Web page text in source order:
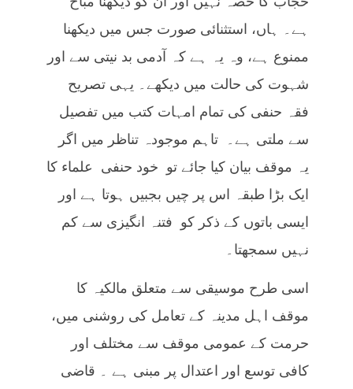
ہے۔ ہاں، استثنائی صورت جس میں دیکھنا
ممنوع ہے، وہ یہ ہے کہ آدمی بد نیتی سے اور
شہوت کی حالت میں دیکھے۔ یہی تصریح
فقہ حنفی کی تمام امہات کتب میں تفصیل
سے ملتی ہے۔ تاہم موجودہ تناظر میں اگر
یہ موقف بیان کیا جائے تو خود حنفی علماء کا
ایک بڑا طبقہ اس پر چیں بجبیں ہوتا ہے اور
ایسی باتوں کے ذکر کو فتنہ انگیزی سے کم
نہیں سمجھتا۔
اسی طرح موسیقی سے متعلق مالکیہ کا
موقف اہل مدینہ کے تعامل کی روشنی میں،
حرمت کے عمومی موقف سے مختلف اور
کافی توسع اور اعتدال پر مبنی ہے ۔ قاضی